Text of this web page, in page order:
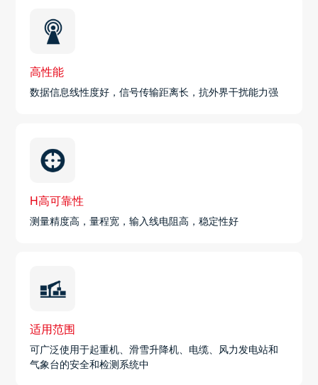
高性能
数据信息线性度好，信号传输距离长，抗外界干扰能力强
H高可靠性
测量精度高，量程宽，输入线电阻高，稳定性好
适用范围
可广泛使用于起重机、滑雪升降机、电缆、风力发电站和
气象台的安全和检测系统中